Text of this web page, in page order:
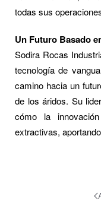
todas sus
Un Futuro Basado
Sodira Rocas
tecnología de
camino hacia un
de los áridos. Su
cómo la
extractivas,